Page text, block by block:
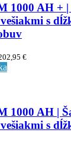
1000 AH + |
s
€
1000 AH |
s